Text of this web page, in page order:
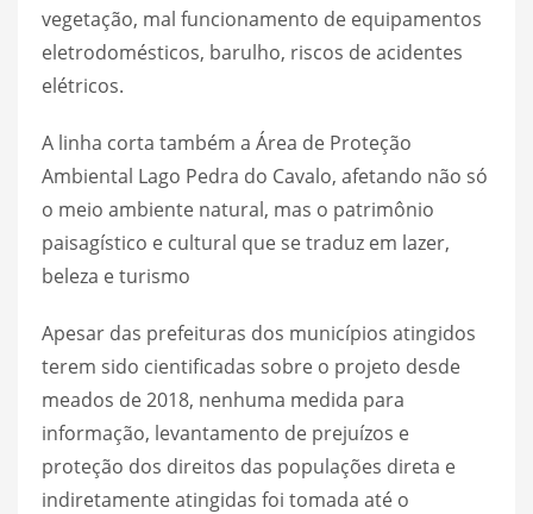
vegetação, mal funcionamento de equipamentos
eletrodomésticos, barulho, riscos de acidentes
elétricos.
A linha corta também a Área de Proteção
Ambiental Lago Pedra do Cavalo, afetando não só
o meio ambiente natural, mas o patrimônio
paisagístico e cultural que se traduz em lazer,
beleza e turismo
Apesar das prefeituras dos municípios atingidos
terem sido cientificadas sobre o projeto desde
meados de 2018, nenhuma medida para
informação, levantamento de prejuízos e
proteção dos direitos das populações direta e
indiretamente atingidas foi tomada até o